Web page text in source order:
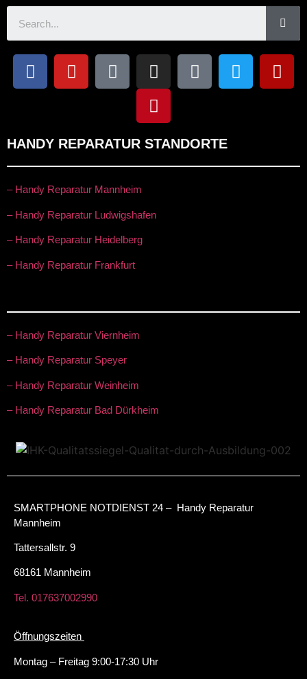
HANDY REPARATUR STANDORTE
– Handy Reparatur Mannheim
– Handy Reparatur Ludwigshafen
– Handy Reparatur Heidelberg
– Handy Reparatur Frankfurt
– Handy Reparatur Viernheim
– Handy Reparatur Speyer
– Handy Reparatur Weinheim
– Handy Reparatur Bad Dürkheim
SMARTPHONE NOTDIENST 24 – Handy Reparatur
Mannheim
Tattersallstr. 9
68161 Mannheim
Tel. 017637002990
Öffnungszeiten
Montag – Freitag 9:00-17:30 Uhr